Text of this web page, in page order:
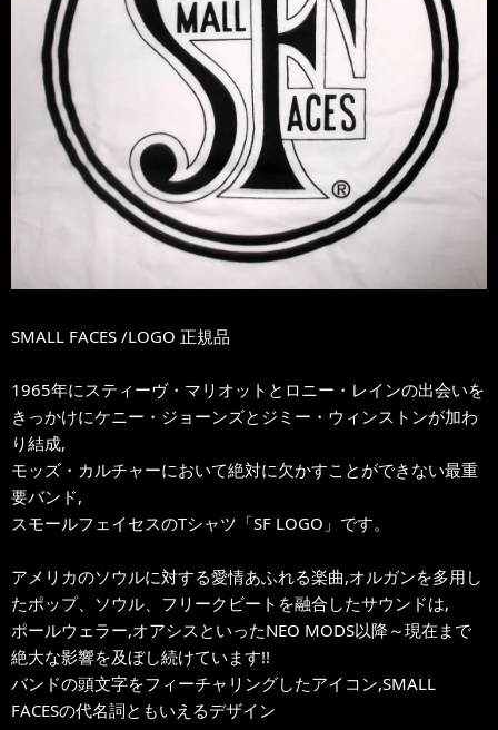
SMALL FACES /LOGO 正規品
1965年にスティーヴ・マリオットとロニー・レインの出会いを
きっかけにケニー・ジョーンズとジミー・ウィンストンが加わ
り結成,
モッズ・カルチャーにおいて絶対に欠かすことができない最重
要バンド,
スモールフェイセスのTシャツ「SF LOGO」です。
アメリカのソウルに対する愛情あふれる楽曲,オルガンを多用し
たポップ、ソウル、フリークビートを融合したサウンドは,
ポールウェラー,オアシスといったNEO MODS以降～現在まで
絶大な影響を及ぼし続けています!!
バンドの頭文字をフィーチャリングしたアイコン,SMALL
FACESの代名詞ともいえるデザイン